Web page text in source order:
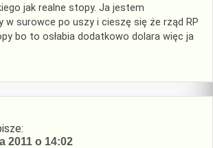
jak realne stopy. Ja jestem
w surowce po uszy i cieszę się że rząd RP
bo to osłabia dodatkowo dolara więc ja
2011 o 14:02